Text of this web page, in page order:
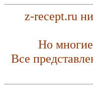
z-recept.ru
Но
Все